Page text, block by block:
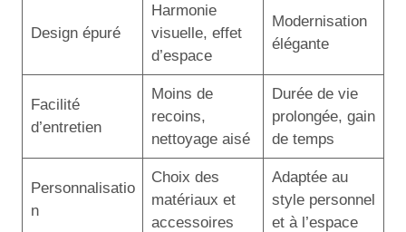
Design épuré
Harmonie
visuelle, effet
d’espace
Modernisation
élégante
Facilité
d’entretien
Moins de
recoins,
nettoyage aisé
Durée de vie
prolongée, gain
de temps
Personnalisatio
n
Choix des
matériaux et
accessoires
Adaptée au
style personnel
et à l’espace